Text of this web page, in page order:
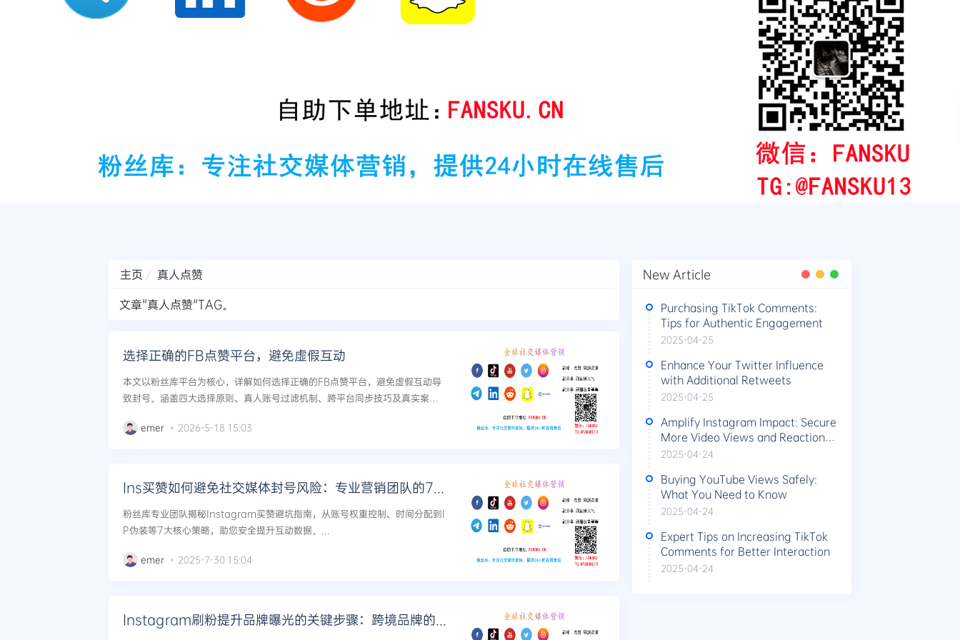
主页
真人点赞
文章"真人点赞"TAG。
选择正确的FB点赞平台，避免虚假互动
本文以粉丝库平台为核心，详解如何选择正确的FB点赞平台，避免虚假互动导
致封号。涵盖四大选择原则、真人账号过滤机制、跨平台同步技巧及真实案
emer 2026-5-18 15:03
Ins买赞如何避免社交媒体封号风险：专业营销团队的7大安全策略
粉丝库专业团队揭秘Instagram买赞避坑指南，从账号权重控制、时间分配到I
P伪装等7大核心策略，助您安全提升互动数据。...
emer 2025-7-30 15:04
Instagram刷粉提升品牌曝光的关键步骤：跨境品牌的本地化涨粉技巧
New Article
Purchasing TikTok Comments:
Tips for Authentic Engagement
2025-04-25
Enhance Your Twitter Influence
with Additional Retweets
2025-04-25
Amplify Instagram Impact: Secure
More Video Views and Reactions
Today
2025-04-24
Buying YouTube Views Safely:
What You Need to Know
2025-04-24
Expert Tips on Increasing TikTok
Comments for Better Interaction
2025-04-24